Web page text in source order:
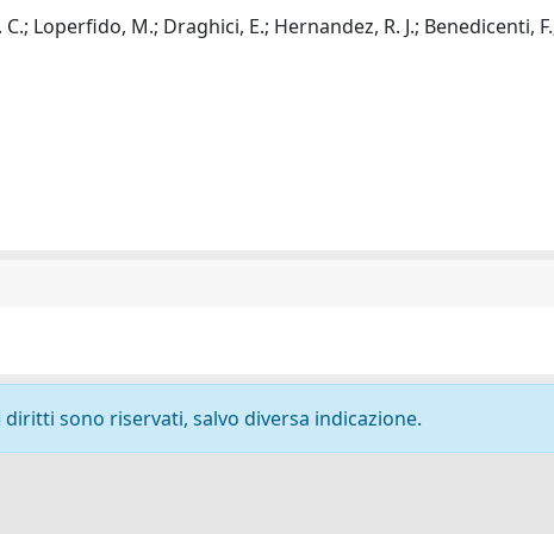
Loperfido, M.; Draghici, E.; Hernandez, R. J.; Benedicenti,
sono riservati, salvo diversa indicazione.